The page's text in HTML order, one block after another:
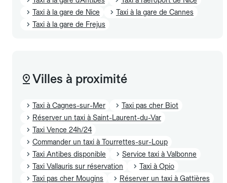
Taxi à la gare de Nice
Taxi à la gare de Cannes
Taxi à la gare de Frejus
Villes à proximité
Taxi à Cagnes-sur-Mer
Taxi pas cher Biot
Réserver un taxi à Saint-Laurent-du-Var
Taxi Vence 24h/24
Commander un taxi à Tourrettes-sur-Loup
Taxi Antibes disponible
Service taxi à Valbonne
Taxi Vallauris sur réservation
Taxi à Opio
Taxi pas cher Mougins
Réserver un taxi à Gattières